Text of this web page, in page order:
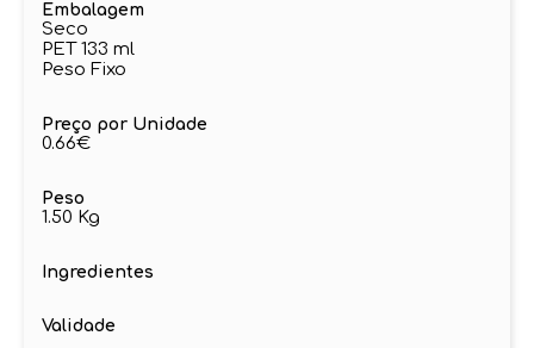
Embalagem
Seco
PET 133 ml
Peso Fixo
Preço por Unidade
0.66€
Peso
1.50 Kg
Ingredientes
Validade